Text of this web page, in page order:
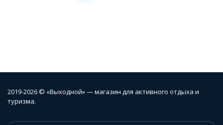
2019-2026 © «Выходной» — магазин для активного отдыха и
туризма.